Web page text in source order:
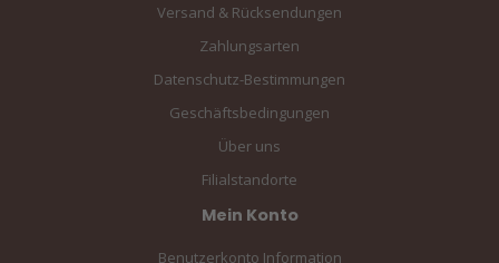
Versand & Rücksendungen
Zahlungsarten
Datenschutz-Bestimmungen
Geschäftsbedingungen
Über uns
Filialstandorte
Mein Konto
Benutzerkonto Information